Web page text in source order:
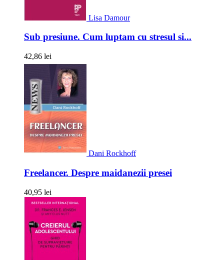
Lisa Damour
Sub presiune. Cum luptam cu stresul si...
42,86 lei
Dani Rockhoff
Freelancer. Despre maidanezii presei
40,95 lei